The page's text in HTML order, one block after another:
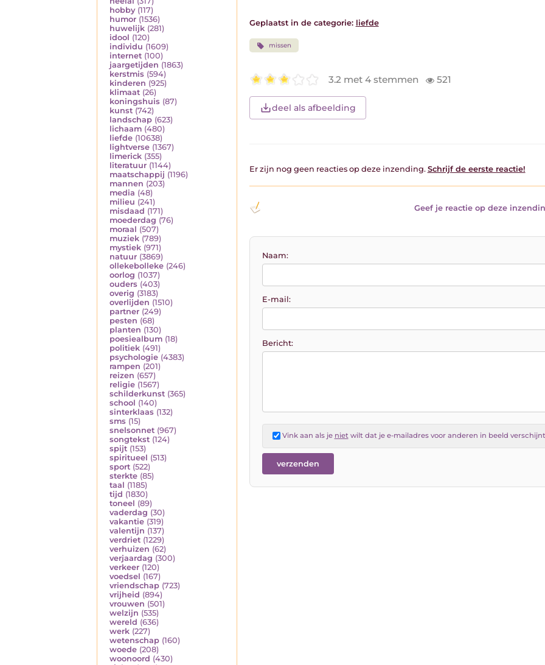
hobby (117)
humor (1536)
huwelijk (281)
idool (120)
individu (1609)
internet (100)
jaargetijden (1863)
kerstmis (594)
kinderen (925)
klimaat (26)
koningshuis (87)
kunst (742)
landschap (623)
lichaam (480)
liefde (10638)
lightverse (1367)
limerick (355)
literatuur (1144)
maatschappij (1196)
mannen (203)
media (48)
milieu (241)
misdaad (171)
moederdag (76)
moraal (507)
muziek (789)
mystiek (971)
natuur (3869)
ollekebolleke (246)
oorlog (1037)
ouders (403)
overig (3183)
overlijden (1510)
partner (249)
pesten (68)
planten (130)
poesiealbum (18)
politiek (491)
psychologie (4383)
rampen (201)
reizen (657)
religie (1567)
schilderkunst (365)
school (140)
sinterklaas (132)
sms (15)
snelsonnet (967)
songtekst (124)
spijt (153)
spiritueel (513)
sport (522)
sterkte (85)
taal (1185)
tijd (1830)
toneel (89)
vaderdag (30)
vakantie (319)
valentijn (137)
verdriet (1229)
verhuizen (62)
verjaardag (300)
verkeer (120)
voedsel (167)
vriendschap (723)
vrijheid (894)
vrouwen (501)
welzijn (535)
wereld (636)
werk (227)
wetenschap (160)
woede (208)
woonoord (430)
Geplaatst in de categorie: liefde
missen
3.2 met 4 stemmen 521
deel als afbeelding
Er zijn nog geen reacties op deze inzending. Schrijf de eerste reactie!
Geef je reactie op deze
Naam:
E-mail:
Bericht:
Vink aan als je nietwilt dat je e-mailadres voor anderen in beeld verschijnt